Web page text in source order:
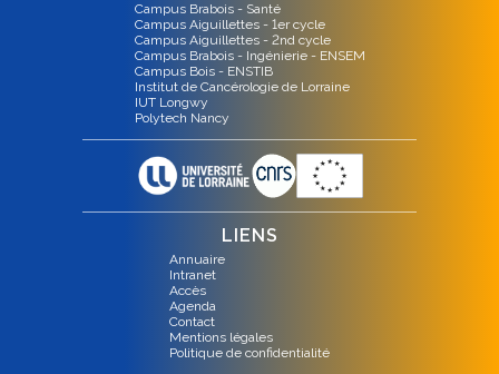
Campus Brabois - Santé
Campus Aiguillettes - 1er cycle
Campus Aiguillettes - 2nd cycle
Campus Brabois - Ingénierie - ENSEM
Campus Bois - ENSTIB
Institut de Cancérologie de Lorraine
IUT Longwy
Polytech Nancy
LIENS
Annuaire
Intranet
Accès
Agenda
Contact
Mentions légales
Politique de confidentialité